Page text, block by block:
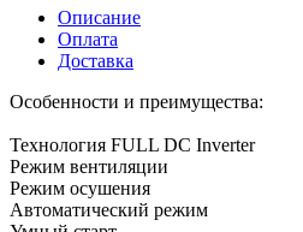
Описание
Оплата
Доставка
Особенности и преимущества:
Технология FULL DC Inverter
Режим вентиляции
Режим осушения
Автоматический режим